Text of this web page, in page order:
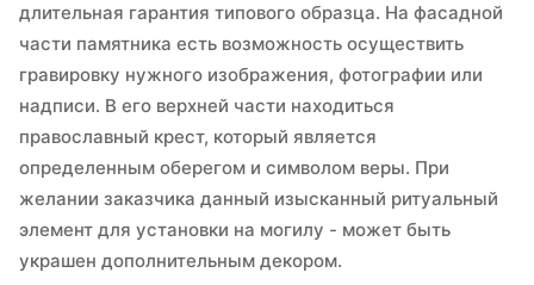
длительная гарантия типового образца. На фасадной
части памятника есть возможность осуществить
гравировку нужного изображения, фотографии или
надписи. В его верхней части находиться
православный крест, который является
определенным оберегом и символом веры. При
желании заказчика данный изысканный ритуальный
элемент для установки на могилу - может быть
украшен дополнительным декором.